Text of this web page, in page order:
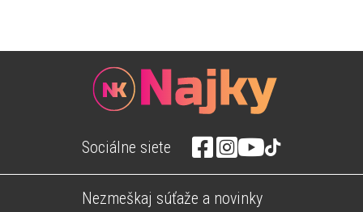
Sociálne siete
Nezmeškaj súťaže a novinky